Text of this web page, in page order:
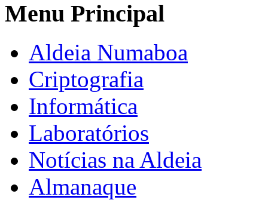
Menu Principal
Aldeia Numaboa
Criptografia
Informática
Laboratórios
Notícias na Aldeia
Almanaque